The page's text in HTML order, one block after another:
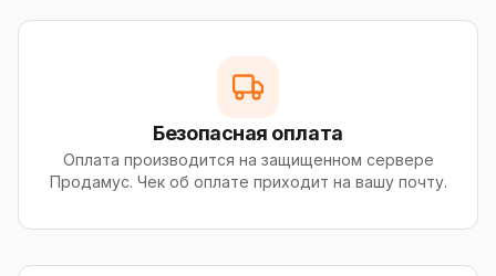
Безопасная оплата
Оплата производится на защищенном сервере
Продамус. Чек об оплате приходит на вашу почту.